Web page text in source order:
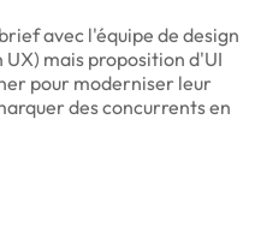
avec l'équipe de design
mais proposition d'UI
pour moderniser leur
des concurrents en